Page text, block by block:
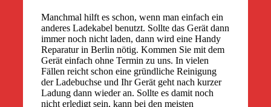
Manchmal hilft es schon, wenn man einfach ein
anderes Ladekabel benutzt. Sollte das Gerät dann
immer noch nicht laden, dann wird eine Handy
Reparatur in Berlin nötig. Kommen Sie mit dem
Gerät einfach ohne Termin zu uns. In vielen
Fällen reicht schon eine gründliche Reinigung
der Ladebuchse und Ihr Gerät geht nach kurzer
Ladung dann wieder an. Sollte es damit noch
nicht erledigt sein, kann bei den meisten